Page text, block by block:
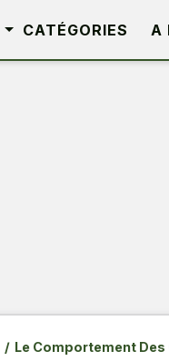
CATÉGORIES A
/ Le Comportement Des